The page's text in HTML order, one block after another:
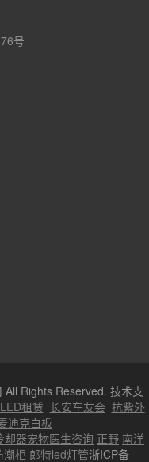
号
Rights Reserved. 技术支
LED租赁 长安车友会 抗紫外
迪克白板
却器宠物医生咨询 正野 南洋
潮柜 郎特led灯管浙ICP备